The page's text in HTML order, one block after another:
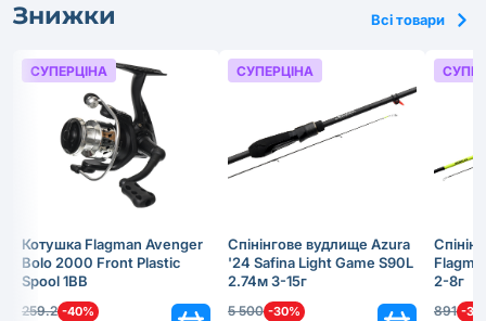
Знижки Всі товари
Котушка Flagman Avenger
Bolo 2000 Front Plastic
Spool 1BB
259.2 -40%
СУПЕРЦІНА
Cпінінговe вудлище Azura
'24 Safina Light Game S90L
2.74м 3-15г
5 500 -30%
СУПЕРЦІНА
2-8г
891 -